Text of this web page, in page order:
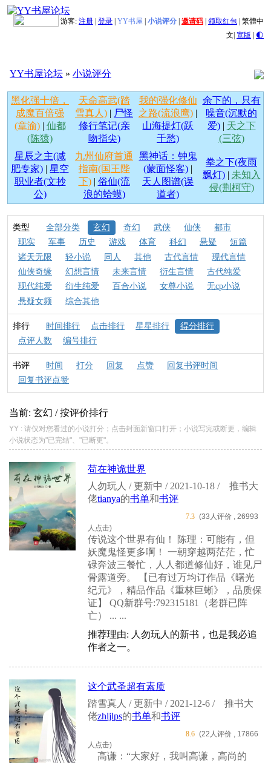
游客: 注册 登录 YY书屋 小说评分 邀请码 领取红包 繁體中
文| 宽版 | 🌓
YY书屋论坛 » 小说评分
黑化强十倍，
成魔百倍强
(章渝)| 仙都
(陈猿)
天命高武(踏
雪真人) | 尸怪
修行笔记(亲
吻指尖)
我的强化修仙
之路(流浪鹰) |
山海提灯(跃
千愁)
余下的，只有
噪音(沉默的
爱)| 天之下
(三弦)
星辰之主(减
肥专家) | 星空
职业者(文抄
公)
九州仙府首通
指南(国王陛
下)| 俗仙(流
浪的蛤蟆)
黑神话：钟鬼
(蒙面怪客) |
天人图谱(误
道者)
拳之下(夜雨
飘灯)| 未知入
侵(荆柯守)
类型 全部分类 玄幻 奇幻 武侠 仙侠
都市
现实
军事 历史 游戏 体育 科幻 悬疑
短篇
诸天无限
轻小说 同人 其他 古代言情
现代言情
仙侠奇缘
幻想言情 未来言情 衍生言情
古代纯爱
现代纯爱
衍生纯爱 百合小说 女尊小说
无cp小说
悬疑女频
综合其他
排行 时间排行 点击排行 星星排行
得分排行
点评人数
编号排行
书评 时间 打分 回复 点赞
回复书评时间
回复书评点赞
当前: 玄幻 / 按评价排行
YY : 请仅对您看过的小说打分；点击封面新窗口打开；小说写完或断更，编辑
小说状态为"已完结"、"已断更"。
苟在神诡世界
人勿玩人 / 更新中 / 2021-10-18 /
推书大
佬tianya的书单和书评
7.3 (33人评价 , 26993
人点击)
传说这个世界有仙！ 陈理：可能有，但
妖魔鬼怪更多啊！ 一朝穿越两茫茫，忙
碌奔波三餐忙，人人都道修仙好，谁见尸
骨露道旁。 【已有过万均订作品《曙光
纪元》，精品作品《重林巨蜥》，品质保
证】 QQ新群号:792315181（老群已阵
亡） ... ...
推荐理由: 人勿玩人的新书，也是我必追
作者之一。
这个武圣超有素质
踏雪真人 / 更新中 / 2021-12-6 /
推书大
佬zhljlps的书单和书评
8.6 (22人评价 , 17866
人点击)
高谦：“大家好，我叫高谦，高尚的